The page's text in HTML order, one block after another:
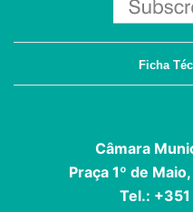
Ficha
Câmara
Praça 1º de
Tel.: